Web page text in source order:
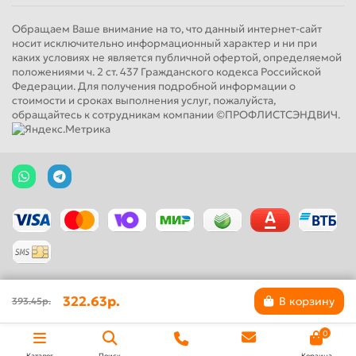
Обращаем Ваше внимание на то, что данный интернет-сайт
носит исключительно информационный характер и ни при
каких условиях не является публичной офертой, определяемой
положениями ч. 2 ст. 437 Гражданского кодекса Российской
Федерации. Для получения подробной информации о
стоимости и сроках выполнения услуг, пожалуйста,
обращайтесь к сотрудникам компании ©ПРОФЛИСТСЭНДВИЧ.
393.45р. 322.63р. В корзину
0